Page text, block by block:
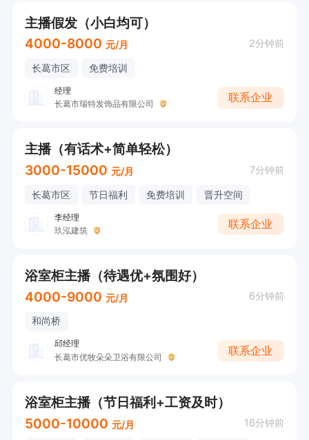
主播假发（小白均可）
4000-8000 元/月 2分钟前
长葛市区 免费培训
经理
长葛市瑞特发饰品有限公司
联系企业
主播（有话术+简单轻松）
3000-15000 元/月 7分钟前
长葛市区 节日福利 免费培训 晋升空间
李经理
玖泓建筑
联系企业
浴室柜主播（待遇优+氛围好）
4000-9000 元/月 6分钟前
和尚桥
邱经理
长葛市优牧朵朵卫浴有限公司
联系企业
浴室柜主播（节日福利+工资及时）
5000-10000 元/月 16分钟前